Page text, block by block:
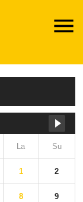
La Su
1 2
8 9